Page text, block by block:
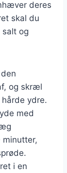
deres
skal du
salt og
og skræl
ydre.
med
minutter,
i en